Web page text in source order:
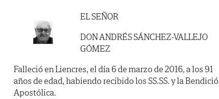
EL SEÑOR
DON ANDRÉS SÁNCHEZ-VALLEJO
GÓMEZ
Falleció en Liencres, el día 6 de marzo de 2016, a los 91
años de edad, habiendo recibido los SS.SS. y la
Apostólica.